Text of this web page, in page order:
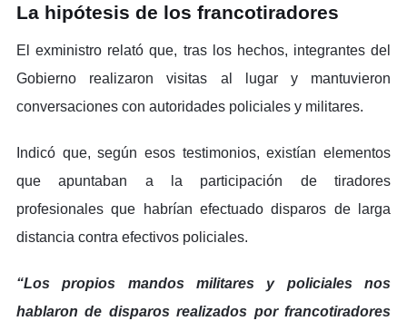
La hipótesis de los francotiradores
El exministro relató que, tras los hechos, integrantes del
Gobierno realizaron visitas al lugar y mantuvieron
conversaciones con autoridades policiales y militares.
Indicó que, según esos testimonios, existían elementos
que apuntaban a la participación de tiradores
profesionales que habrían efectuado disparos de larga
distancia contra efectivos policiales.
“Los propios mandos militares y policiales nos
hablaron de disparos realizados por francotiradores